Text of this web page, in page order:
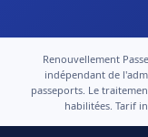
Renouvellement
indépendant de
passeports. Le
habilitées. Tarif